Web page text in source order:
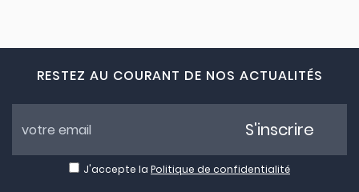
RESTEZ AU COURANT DE NOS ACTUALITÉS
J'accepte la Politique de confidentialité
S'inscrire